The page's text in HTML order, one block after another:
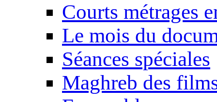
Courts métrages
Le mois du
Séances spéciales
Maghreb des